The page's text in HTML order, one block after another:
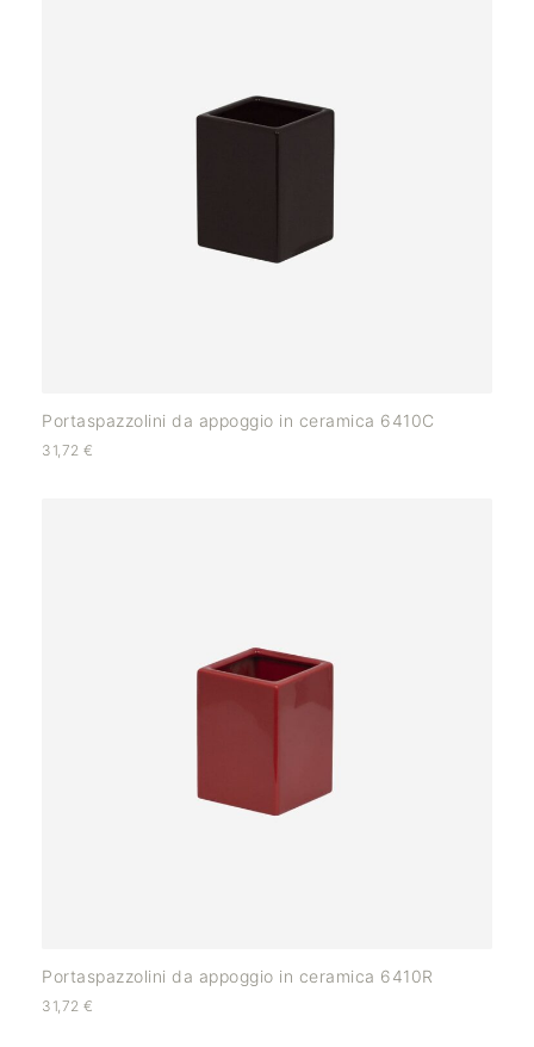
Portaspazzolini da appoggio in ceramica 6410C
31,72 €
Portaspazzolini da appoggio in ceramica 6410R
31,72 €